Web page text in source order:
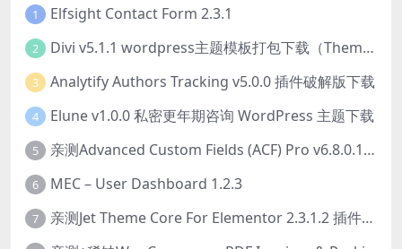
1 Elfsight Contact Form 2.3.1
2 Divi v5.1.1 wordpress主题模板打包下载（Theme + Builder+ Extra Theme + Templates + Layouts + PSD）
3 Analytify Authors Tracking v5.0.0 插件破解版下载
4 Elune v1.0.0 私密更年期咨询 WordPress 主题下载
5 亲测Advanced Custom Fields (ACF) Pro v6.8.0.1 + Advanced Custom Fields: Extended PRO v0.9.2.3 | 网站开发自定义字段插件下载
6 MEC – User Dashboard 1.2.3
7 亲测Jet Theme Core For Elementor 2.3.1.2 插件下载